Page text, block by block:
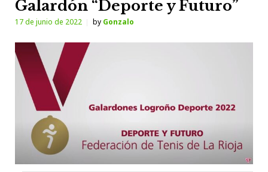
Galardón “Deporte y Futuro”
17 de junio de 2022 by Gonzalo